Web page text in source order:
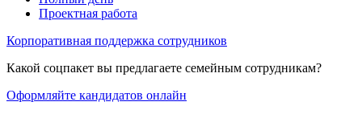
Проектная работа
Корпоративная поддержка сотрудников
Какой соцпакет вы предлагаете семейным сотрудникам?
Оформляйте кандидатов онлайн